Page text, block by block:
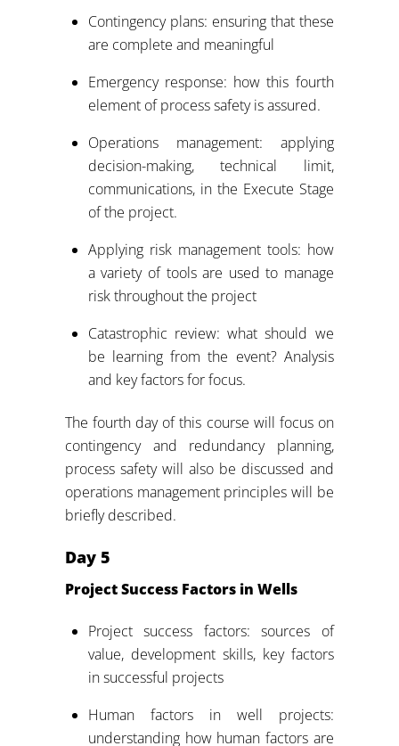
Contingency plans: ensuring that these
are complete and meaningful
Emergency response: how this fourth
element of process safety is assured.
Operations management: applying
decision-making, technical limit,
communications, in the Execute Stage
of the project.
Applying risk management tools: how
a variety of tools are used to manage
risk throughout the project
Catastrophic review: what should we
be learning from the event? Analysis
and key factors for focus.
The fourth day of this course will focus on
contingency and redundancy planning,
process safety will also be discussed and
operations management principles will be
briefly described.
Day 5
Project Success Factors in Wells
Project success factors: sources of
value, development skills, key factors
in successful projects
Human factors in well projects:
understanding how human factors are